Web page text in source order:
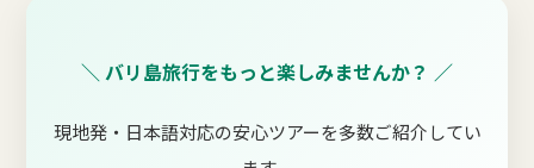
＼ バリ島旅行をもっと楽しみませんか？ ／
現地発・日本語対応の安心ツアーを多数ご紹介してい